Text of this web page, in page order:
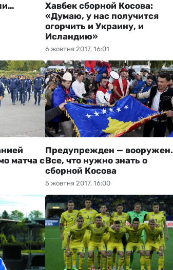
6 жовтня 2017, 16:01
Хавбек сборной Косова:
«Думаю, у нас получится
огорчить и Украину, и
Исландию»
матча с
5 жовтня 2017, 16:00
Предупрежден — вооружен.
Все, что нужно знать о
сборной Косова